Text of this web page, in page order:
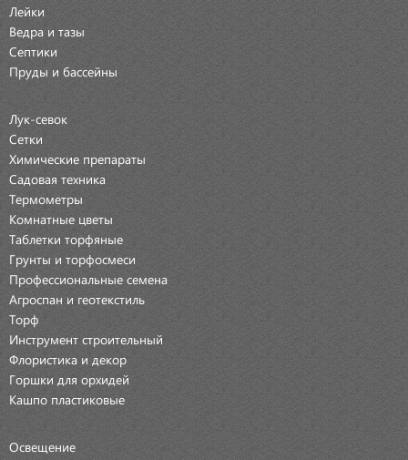
Лейки
Ведра и тазы
Септики
Пруды и бассейны
Лук-севок
Сетки
Химические препараты
Садовая техника
Термометры
Комнатные цветы
Таблетки торфяные
Грунты и торфосмеси
Профессиональные семена
Агроспан и геотекстиль
Торф
Инструмент строительный
Флористика и декор
Горшки для орхидей
Кашпо пластиковые
Освещение